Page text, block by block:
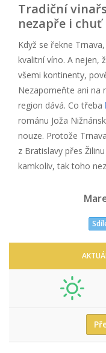
Tradiční
nezapře i
Když se řekne
kvalitní víno. A nejen,
všemi kontinenty,
Nezapomeňte ani na
region dává. Co třeba
románu Joža
nouze. Protože
z Bratislavy přes
kamkoliv, tak toho